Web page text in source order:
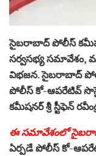
సైబరాబాద్ పోలీస్
సర్వసభ్య సమావేశం,
విభజన. సైబరాబాద్‌
పోలీస్ కో-ఆపరేటివ్
కమీషనర్ శ్రీ స్టీఫెన్
ఈ సమావేశంలో
ఏర్పడే పోలీస్ కో-